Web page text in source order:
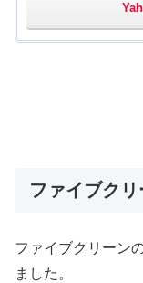
ファイブクリ
ファイブクリーン
ました。